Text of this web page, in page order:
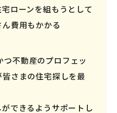
ローンを組もうとして
費用もかかる
不動産のプロフェッ
さまの住宅探しを最
できるようサポートし